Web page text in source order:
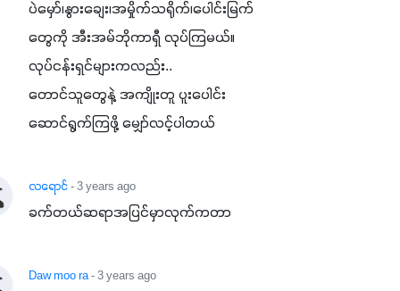
ပဲမှော်၊နွားချေး၊အမှိုက်သရိုက်၊ပေါင်းမြက်
တွေကို အီးအမ်ဘိုကာရှီ လုပ်ကြမယ်။
လုပ်ငန်းရှင်များကလည်း..
တောင်သူတွေနဲ့ အကျိုးတူ ပူးပေါင်း
ဆောင်ရွက်ကြဖို့ မျှော်လင့်ပါတယ်
လရောင်- 3 years ago
ခက်တယ်ဆရာအပြင်မှာလုက်ကတာ
Daw moo ra- 3 years ago